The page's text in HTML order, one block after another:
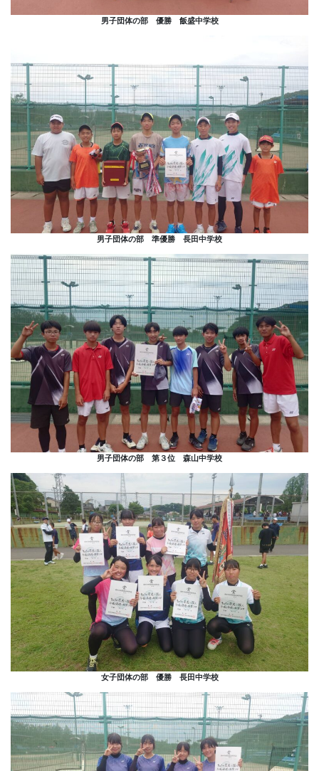
男子団体の部 優勝 飯盛中学校
男子団体の部 準優勝 長田中学校
男子団体の部 第３位 森山中学校
女子団体の部 優勝 長田中学校